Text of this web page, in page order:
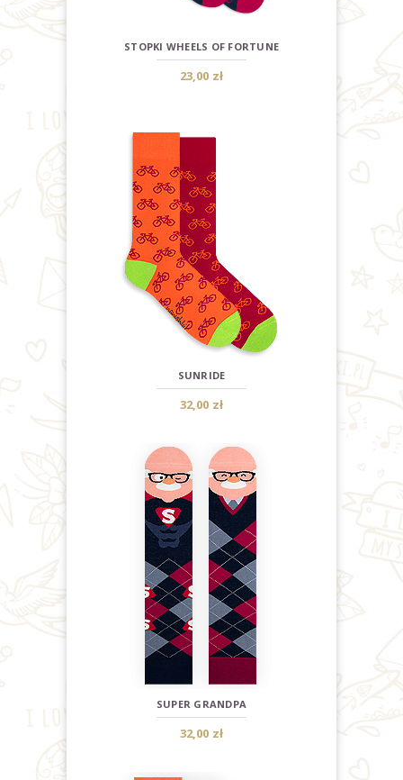
STOPKI WHEELS OF FORTUNE
23,00 zł
SUNRIDE
32,00 zł
SUPER GRANDPA
32,00 zł